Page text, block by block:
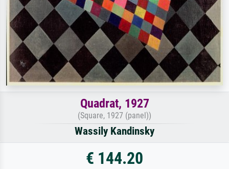
Quadrat, 1927
(Square, 1927 (panel))
Wassily Kandinsky
€ 144.20